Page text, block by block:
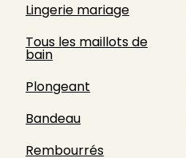
Lingerie mariage
Tous les maillots de
bain
Plongeant
Bandeau
Rembourrés